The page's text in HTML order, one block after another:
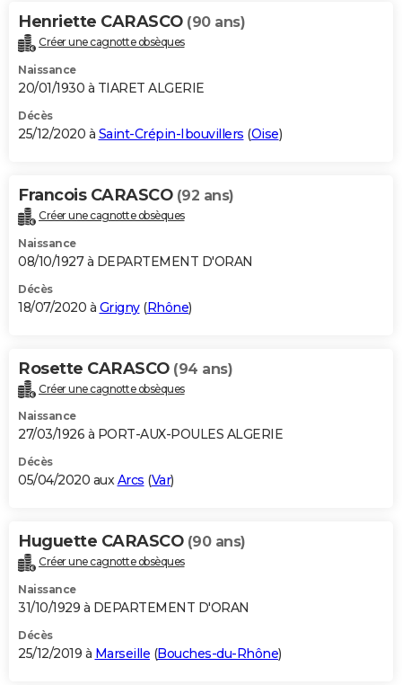
Henriette CARASCO (90 ans)
Créer une cagnotte obsèques
Naissance
20/01/1930 à TIARET ALGERIE
Décès
25/12/2020 à Saint-Crépin-Ibouvillers (Oise)
Francois CARASCO (92 ans)
Créer une cagnotte obsèques
Naissance
08/10/1927 à DEPARTEMENT D'ORAN
Décès
18/07/2020 à Grigny(Rhône)
Rosette CARASCO (94 ans)
Créer une cagnotte obsèques
Naissance
27/03/1926 à PORT-AUX-POULES ALGERIE
Décès
05/04/2020 auxArcs (Var)
Huguette CARASCO (90 ans)
Créer une cagnotte obsèques
Naissance
31/10/1929 à DEPARTEMENT D'ORAN
Décès
25/12/2019 à Marseille (Bouches-du-Rhône)